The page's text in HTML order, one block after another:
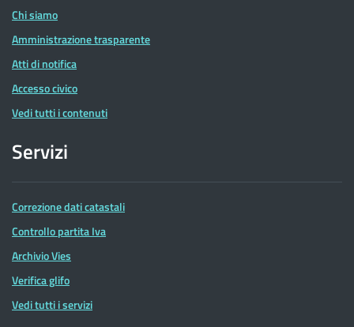
Chi siamo
Amministrazione trasparente
Atti di notifica
Accesso civico
Vedi tutti i contenuti
Servizi
Correzione dati catastali
Controllo partita Iva
Archivio Vies
Verifica glifo
Vedi tutti i servizi